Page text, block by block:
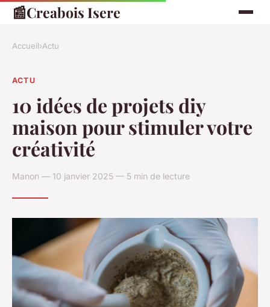
📰Creabois Isere
Accueil›Actu
ACTU
10 idées de projets diy
maison pour stimuler votre
créativité
Manon — 10 janvier 2025 — 5 min de lecture